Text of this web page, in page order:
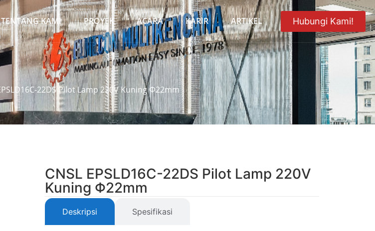
TENTANG KAMI PROYEK ACARA KARIR ARTIKEL Hubungi Kami!
22DS Pilot Lamp 220V Kuning Φ22mm
CNSL EPSLD16C-22DS Pilot Lamp 220V
Kuning Φ22mm
Deskripsi Spesifikasi